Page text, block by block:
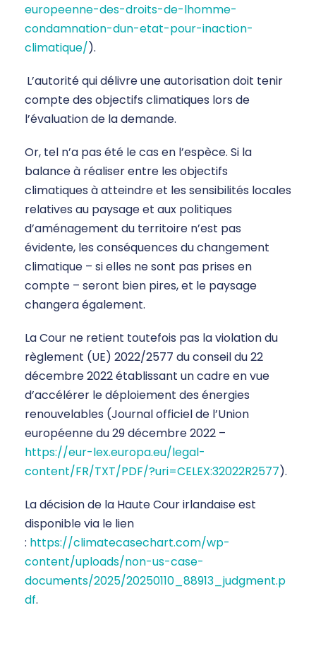
europeenne-des-droits-de-lhomme-
condamnation-dun-etat-pour-inaction-
climatique/).
L’autorité qui délivre une autorisation doit tenir
compte des objectifs climatiques lors de
l’évaluation de la demande.
Or, tel n’a pas été le cas en l’espèce. Si la
balance à réaliser entre les objectifs
climatiques à atteindre et les sensibilités locales
relatives au paysage et aux politiques
d’aménagement du territoire n’est pas
évidente, les conséquences du changement
climatique – si elles ne sont pas prises en
compte – seront bien pires, et le paysage
changera également.
La Cour ne retient toutefois pas la violation du
règlement (UE) 2022/2577 du conseil du 22
décembre 2022 établissant un cadre en vue
d’accélérer le déploiement des énergies
renouvelables (Journal officiel de l’Union
européenne du 29 décembre 2022 –
https://eur-lex.europa.eu/legal-
content/FR/TXT/PDF/?uri=CELEX:32022R2577).
La décision de la Haute Cour irlandaise est
disponible via le lien
: https://climatecasechart.com/wp-
content/uploads/non-us-case-
documents/2025/20250110_88913_judgment.p
df.